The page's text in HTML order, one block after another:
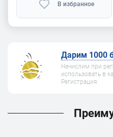
В избранное
Дарим 1000
Начислим при
использовать в
Регистрация